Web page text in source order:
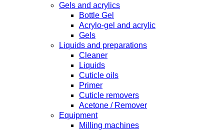
Gels and acrylics
Bottle Gel
Acrylo-gel and acrylic
Gels
Liquids and preparations
Cleaner
Liquids
Cuticle oils
Primer
Cuticle removers
Acetone / Remover
Equipment
Milling machines